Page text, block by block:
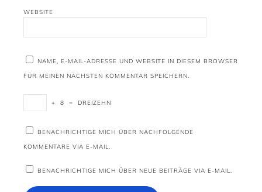
WEBSITE
NAME, E-MAIL-ADRESSE UND WEBSITE IN DIESEM BROWSER
FÜR MEINEN NÄCHSTEN KOMMENTAR SPEICHERN.
+ 8 = DREIZEHN
BENACHRICHTIGE MICH ÜBER NACHFOLGENDE
KOMMENTARE VIA E-MAIL.
BENACHRICHTIGE MICH ÜBER NEUE BEITRÄGE VIA E-MAIL.